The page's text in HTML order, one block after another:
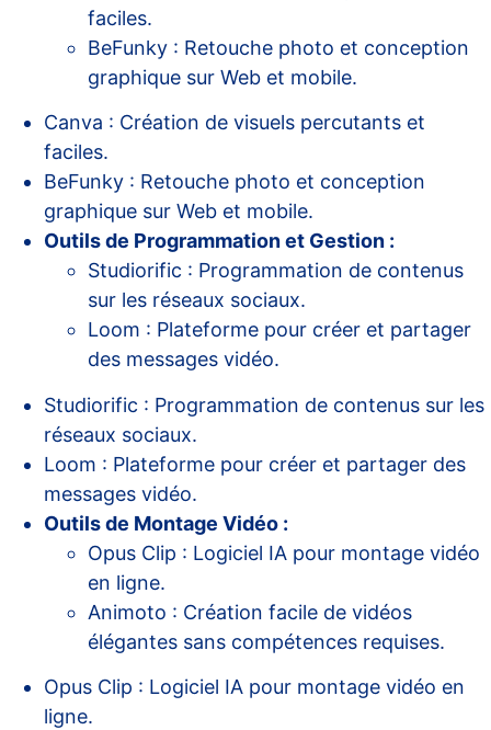
faciles.
BeFunky : Retouche photo et conception
graphique sur Web et mobile.
Canva : Création de visuels percutants et
faciles.
BeFunky : Retouche photo et conception
graphique sur Web et mobile.
Outils de Programmation et Gestion :
Studiorific : Programmation de contenus
sur les réseaux sociaux.
Loom : Plateforme pour créer et partager
des messages vidéo.
Studiorific : Programmation de contenus sur les
réseaux sociaux.
Loom : Plateforme pour créer et partager des
messages vidéo.
Outils de Montage Vidéo :
Opus Clip : Logiciel IA pour montage vidéo
en ligne.
Animoto : Création facile de vidéos
élégantes sans compétences requises.
Opus Clip : Logiciel IA pour montage vidéo en
ligne.